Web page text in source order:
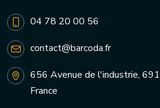
04 78 20 00 56
contact@barcoda.fr
656 Avenue de l'industrie,
France